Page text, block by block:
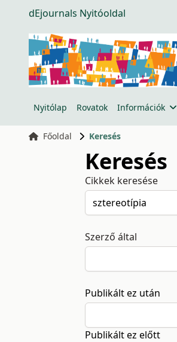
dEjournals Nyitóoldal
Nyitólap Rovatok Információk
Főoldal Keresés
Keresés
Cikkek keresése
Szerző által
Publikált ez után
Publikált ez előtt